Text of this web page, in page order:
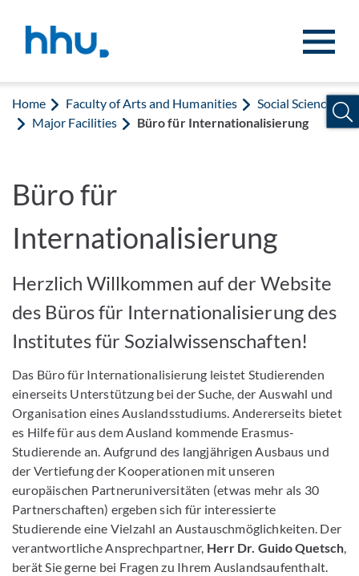
Home Faculty of Arts and Humanities
Social Sciences
Major Facilities
Büro für Internationalisierung
Büro für
Internationalisierung
Herzlich Willkommen auf der Website
des Büros für Internationalisierung des
Institutes für Sozialwissenschaften!
Das Büro für Internationalisierung leistet Studierenden
einerseits Unterstützung bei der Suche, der Auswahl und
Organisation eines Auslandsstudiums. Andererseits bietet
es Hilfe für aus dem Ausland kommende Erasmus-
Studierende an. Aufgrund des langjährigen Ausbaus und
der Vertiefung der Kooperationen mit unseren
europäischen Partneruniversitäten (etwas mehr als 30
Partnerschaften) ergeben sich für interessierte
Studierende eine Vielzahl an Austauschmöglichkeiten. Der
verantwortliche Ansprechpartner, Herr Dr. Guido Quetsch,
berät Sie gerne bei Fragen zu Ihrem Auslandsaufenthalt.